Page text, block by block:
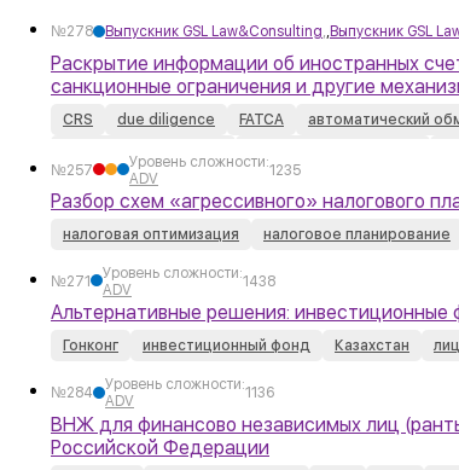
№278
Выпускник GSL Law&Consulting,,Выпускник GSL
Раскрытие информации об иностранных
санкционные ограничения и другие
CRS due diligence FATCA автоматический
№257
Уровень сложности:
ADV
1235
Разбор схем «агрессивного» налогового
налоговая оптимизация налоговое планирование
№271
Уровень сложности:
ADV
1438
Альтернативные решения: инвестиционные
Гонконг инвестиционный фонд Казахстан
№284
Уровень сложности:
ADV
1136
ВНЖ для финансово независимых лиц
Российской Федерации